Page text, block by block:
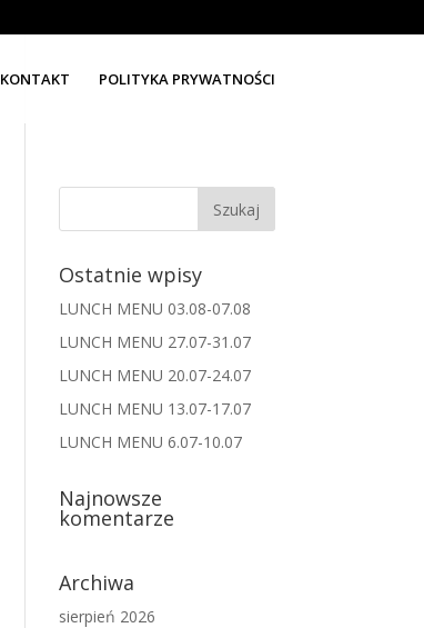
KONTAKT POLITYKA PRYWATNOŚCI
Ostatnie wpisy
LUNCH MENU 03.08-07.08
LUNCH MENU 27.07-31.07
LUNCH MENU 20.07-24.07
LUNCH MENU 13.07-17.07
LUNCH MENU 6.07-10.07
Najnowsze
komentarze
Archiwa
sierpień 2026